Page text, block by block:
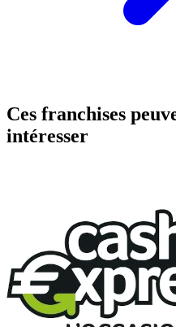
Ces franchises
intéresser